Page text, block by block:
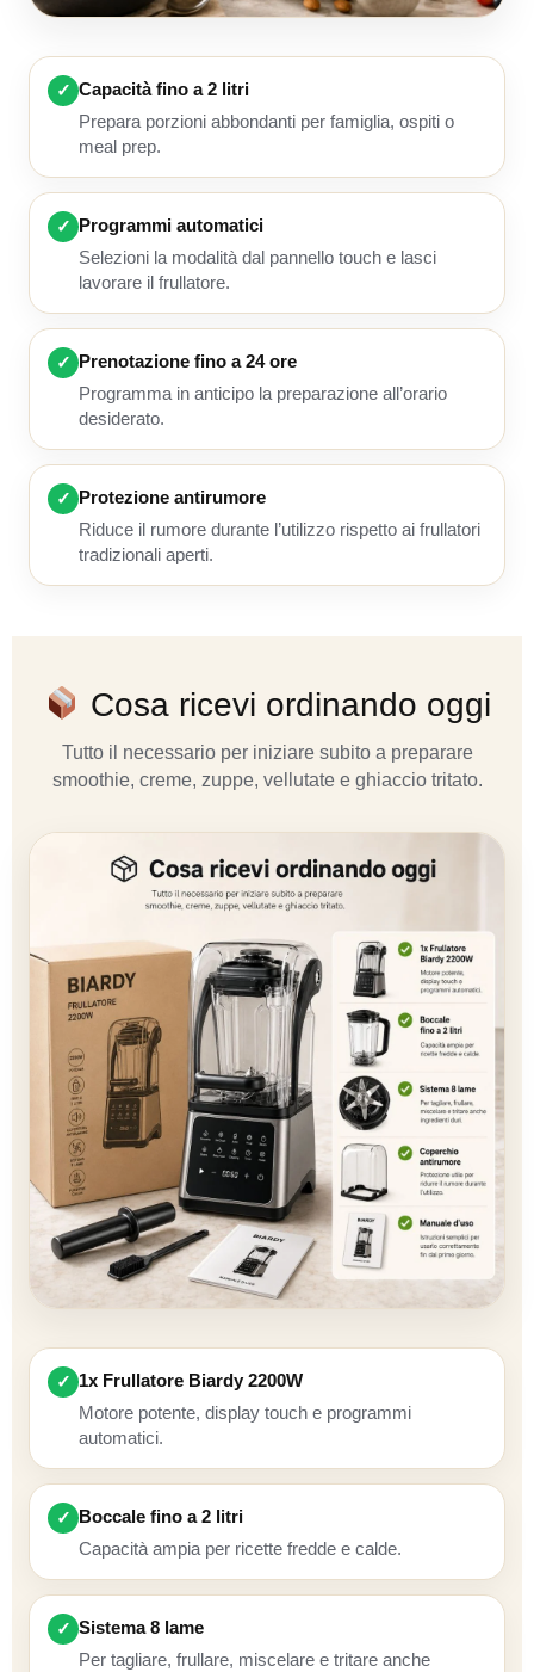
✓ Capacità fino a 2 litri
Prepara porzioni abbondanti per famiglia, ospiti o
meal prep.
✓ Programmi automatici
Selezioni la modalità dal pannello touch e lasci
lavorare il frullatore.
✓ Prenotazione fino a 24 ore
Programma in anticipo la preparazione all’orario
desiderato.
✓ Protezione antirumore
Riduce il rumore durante l’utilizzo rispetto ai frullatori
tradizionali aperti.
Cosa ricevi ordinando oggi
Tutto il necessario per iniziare subito a preparare
smoothie, creme, zuppe, vellutate e ghiaccio tritato.
✓ 1x Frullatore Biardy 2200W
Motore potente, display touch e programmi
automatici.
✓ Boccale fino a 2 litri
Capacità ampia per ricette fredde e calde.
✓ Sistema 8 lame
Per tagliare, frullare, miscelare e tritare anche